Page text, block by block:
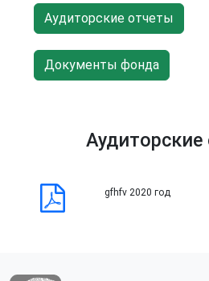
Аудиторские отчеты
Документы фонда
gfhfv 2020 год